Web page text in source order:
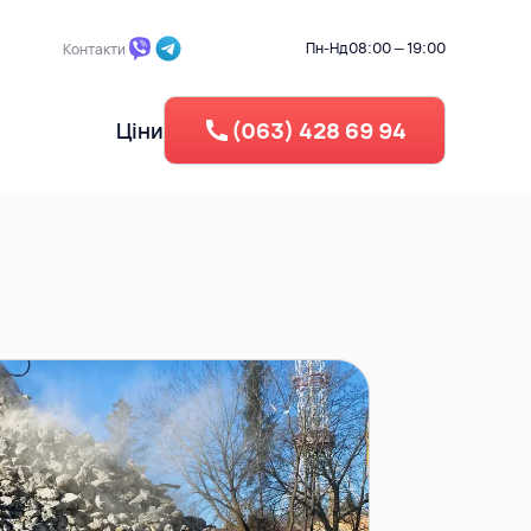
Контакти Пн-Нд08:00 — 19:00
Вертикальне планування
Рециклінг - Дроблення
Утилізація резини
Ціни (063) 428 69 94